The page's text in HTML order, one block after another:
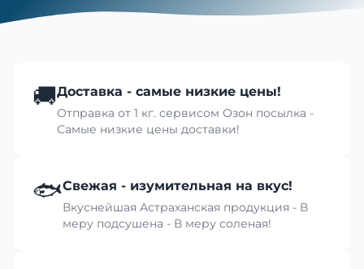
🚚Доставка - самые низкие цены!
Отправка от 1 кг. сервисом Озон посылка -
Самые низкие цены доставки!
🐟Свежая - изумительная на вкус!
Вкуснейшая Астраханская продукция - В
меру подсушена - В меру соленая!